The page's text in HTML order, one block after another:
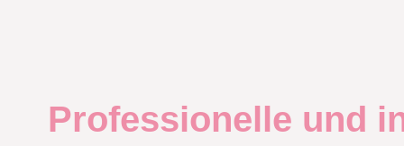
Professionelle und